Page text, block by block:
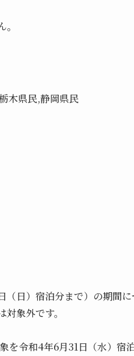
木県民,静岡県民
日）宿泊分まで）の期間
象外です。
を令和4年6月31日（水）宿